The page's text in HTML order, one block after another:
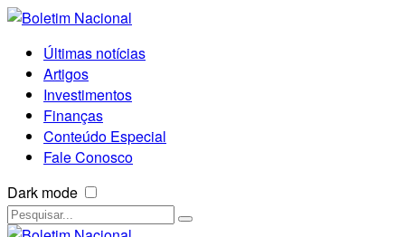
Últimas notícias
Artigos
Investimentos
Finanças
Conteúdo Especial
Fale Conosco
Dark mode